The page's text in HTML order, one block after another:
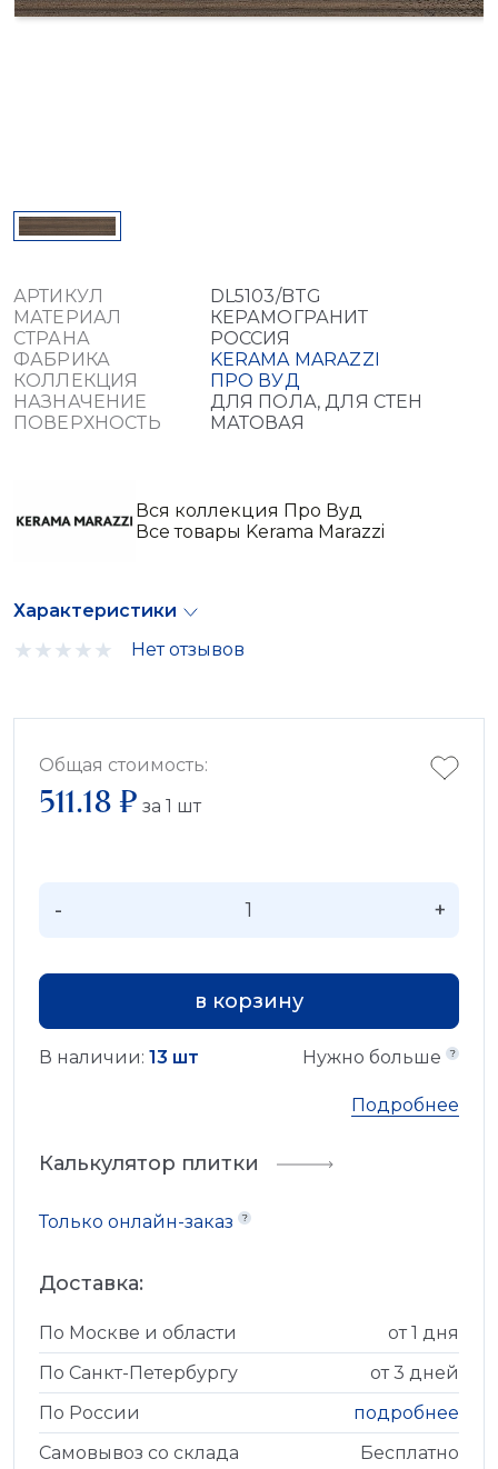
АРТИКУЛ
DL5103/BTG
МАТЕРИАЛ
КЕРАМОГРАНИТ
СТРАНА
РОССИЯ
ФАБРИКА
KERAMA MARAZZI
КОЛЛЕКЦИЯ
ПРО ВУД
НАЗНАЧЕНИЕ
ДЛЯ ПОЛА, ДЛЯ СТЕН
ПОВЕРХНОСТЬ
МАТОВАЯ
Вся коллекция Про Вуд
Все товары Kerama Marazzi
Характеристики
Нет отзывов
Общая стоимость:
511.18 ₽ за 1 шт
- +
в корзину
В наличии: 13 шт Нужно больше
Подробнее
Калькулятор плитки
Только онлайн-заказ
Доставка:
По Москве и области
от 1 дня
По Санкт-Петербургу
от 3 дней
По России
подробнее
Самовывоз со склада
Бесплатно